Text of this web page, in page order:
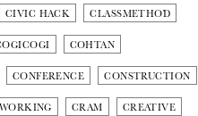
CIVIC HACK CLASSMETHOD
COHTAN
CONFERENCE CONSTRUCTION
CRAM CREATIVE